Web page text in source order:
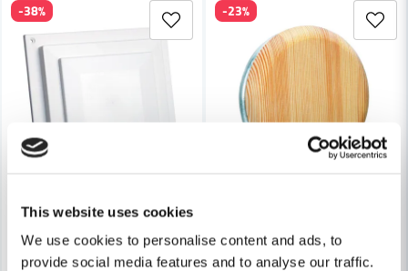
This website uses cookies
We use cookies to personalise content and ads, to
provide social media features and to analyse our traffic.
Ja, ni får publicera min fråga
Fresh Tallriksventil 150
-38%
Fresh Tallriksventil TL100 Trä
-23%